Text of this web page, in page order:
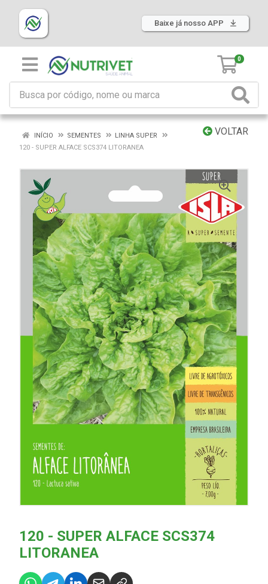
Baixe já nosso APP
0
VOLTAR
INÍCIO SEMENTES
LINHA SUPER
120 - SUPER ALFACE SCS374 LITORANEA
120 - SUPER ALFACE SCS374
LITORANEA